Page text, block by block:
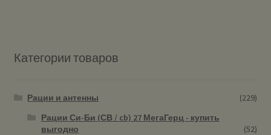
Категории товаров
Рации и антенны
(229)
Рации Си-Би (СВ / cb) 27 МегаГерц - купить
выгодно
(52)